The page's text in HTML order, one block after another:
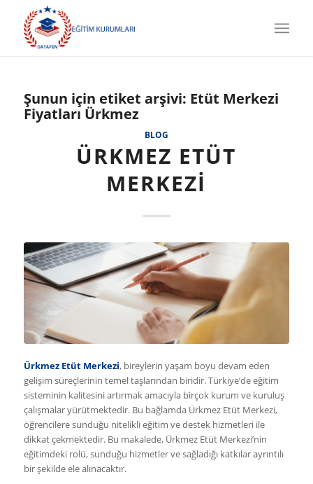
Şunun için etiket arşivi: Etüt Merkezi
Fiyatları Ürkmez
BLOG
ÜRKMEZ ETÜT
MERKEZI
Ürkmez Etüt Merkezi, bireylerin yaşam boyu devam eden
gelişim süreçlerinin temel taşlarından biridir. Türkiye’de eğitim
sisteminin kalitesini artırmak amacıyla birçok kurum ve kuruluş
çalışmalar yürütmektedir. Bu bağlamda Ürkmez Etüt Merkezi,
öğrencilere sunduğu nitelikli eğitim ve destek hizmetleri ile
dikkat çekmektedir. Bu makalede, Ürkmez Etüt Merkezi’nin
eğitimdeki rolü, sunduğu hizmetler ve sağladığı katkılar ayrıntılı
bir şekilde ele alınacaktır.